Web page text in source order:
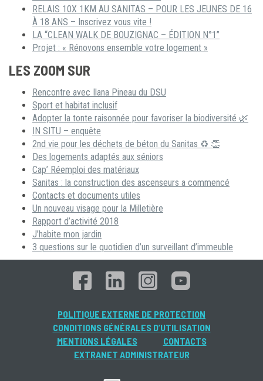
RELAIS 10X 1KM AU SANITAS – POUR LES JEUNES DE 16
À 18 ANS – Inscrivez vous vite !
LA “CLEAN WALK DE BOUZIGNAC – ÉDITION N°1”
Projet : « Rénovons ensemble votre logement »
LES ZOOM SUR
Rencontre avec Ilana Pineau du DSU
Sport et habitat inclusif
Adopter la tonte raisonnée pour favoriser la biodiversité 🌿
IN SITU – enquête
2nd vie pour les déchets de béton du Sanitas ♻ 👏
Des logements adaptés aux séniors
Cap’ Réemploi des matériaux
Sanitas : la construction des ascenseurs a commencé
Contacts et documents utiles
Un nouveau visage pour la Milletière
Rapport d’activité 2018
J’habite mon jardin
3 questions sur le quotidien d’un surveillant d’immeuble
POLITIQUE EXTERNE DE PROTECTION
CONDITIONS GÉNÉRALES D’UTILISATION
MENTIONS LÉGALES
CONTACTS
EXTRANET ADMINISTRATEUR